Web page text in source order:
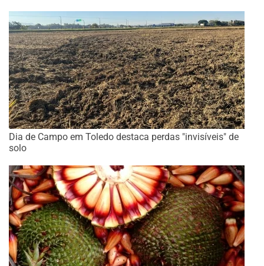
Dia de Campo em Toledo destaca perdas "invisíveis" de
solo